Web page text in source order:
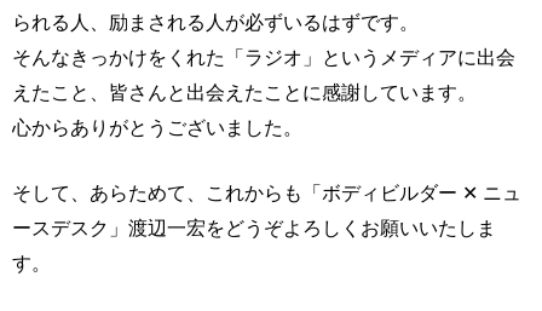
られる人、励まされる人が必ずいるはずです。
そんなきっかけをくれた「ラジオ」というメディアに出会
えたこと、皆さんと出会えたことに感謝しています。
心からありがとうございました。
そして、あらためて、これからも「ボディビルダー ✕ ニュ
ースデスク」渡辺一宏をどうぞよろしくお願いいたしま
す。